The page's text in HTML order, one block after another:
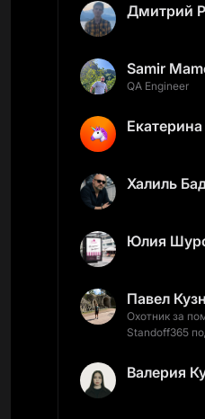
Дмитрий
Samir
QA Engineer
Халиль
Юлия
Павел
Охотник за
Standoff365
Валерия